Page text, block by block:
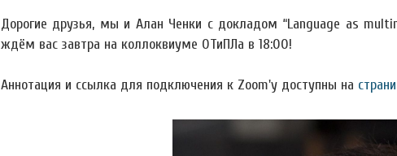
Дорогие друзья, мы и Алан Ченки с докладом “Language as
ждём вас завтра на коллоквиуме ОТиПЛа в 18:00!
Аннотация и ссылка для подключения к Zoom'у доступны на